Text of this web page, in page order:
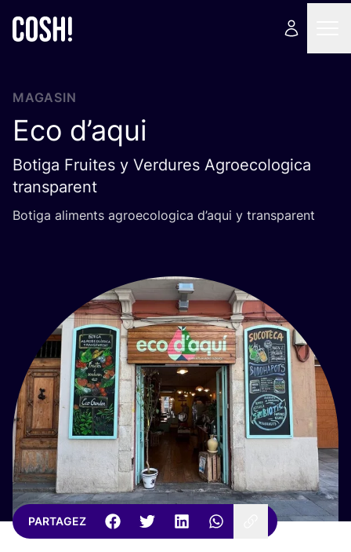
MAGASIN
Eco d’aqui
Botiga Fruites y Verdures Agroecologica
transparent
Boti­ga ali­ments agroe­co­lo­gi­ca d’a­qui y transparent
PARTAGEZ